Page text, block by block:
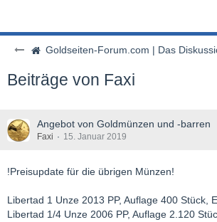
Goldseiten-Forum.com | Das Diskussionsboard
Beiträge von Faxi
Angebot von Goldmünzen und -barren
Faxi 15. Januar 2019
!Preisupdate für die übrigen Münzen!
Libertad 1 Unze 2013 PP, Auflage 400 Stück,
Libertad 1/4 Unze 2006 PP, Auflage 2.120